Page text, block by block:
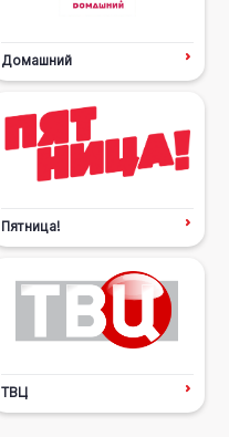
Домашний
Пятница!
ТВЦ